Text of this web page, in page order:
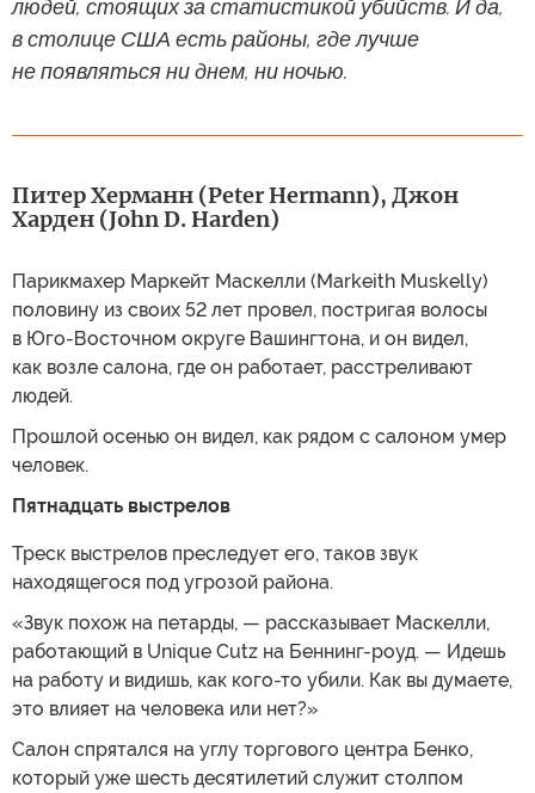
людей, стоящих за статистикой убийств. И да,
в столице США есть районы, где лучше
не появляться ни днем, ни ночью.
Питер Херманн (Peter Hermann), Джон
Харден (John D. Harden)
Парикмахер Маркейт Маскелли (Markeith Muskelly)
половину из своих 52 лет провел, постригая волосы
в Юго-Восточном округе Вашингтона, и он видел,
как возле салона, где он работает, расстреливают
людей.
Прошлой осенью он видел, как рядом с салоном умер
человек.
Пятнадцать выстрелов
Треск выстрелов преследует его, таков звук
находящегося под угрозой района.
«Звук похож на петарды, — рассказывает Маскелли,
работающий в Unique Cutz на Беннинг-роуд. — Идешь
на работу и видишь, как кого-то убили. Как вы думаете,
это влияет на человека или нет?»
Салон спрятался на углу торгового центра Бенко,
который уже шесть десятилетий служит столпом